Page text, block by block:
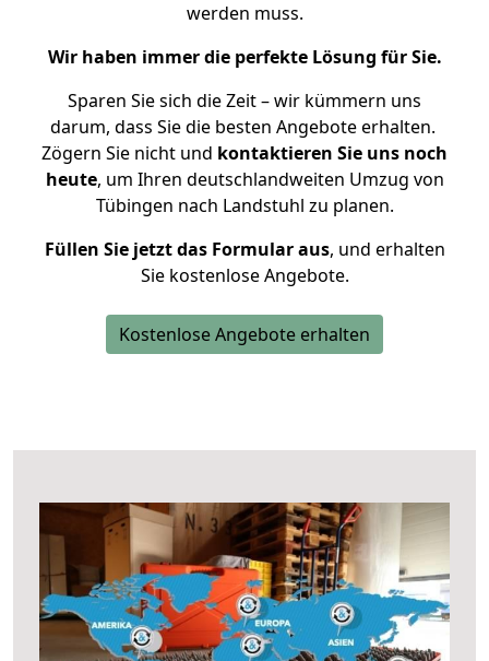
werden muss.
Wir haben immer die perfekte Lösung für Sie.
Sparen Sie sich die Zeit – wir kümmern uns
darum, dass Sie die besten Angebote erhalten.
Zögern Sie nicht und kontaktieren Sie uns noch
heute, um Ihren deutschlandweiten Umzug von
Tübingen nach Landstuhl zu planen.
Füllen Sie jetzt das Formular aus, und erhalten
Sie kostenlose Angebote.
Kostenlose Angebote erhalten